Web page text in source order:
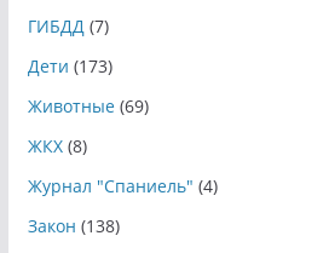
ГИБДД(7)
Дети (173)
Животные(69)
ЖКХ(8)
Журнал "Спаниель" (4)
Закон (138)